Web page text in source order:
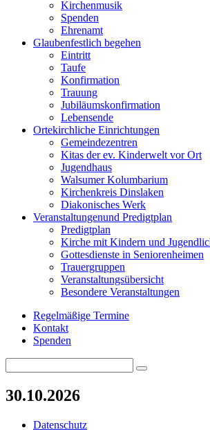
Kirchenmusik
Spenden
Ehrenamt
Glaubenfestlich begehen
Eintritt
Taufe
Konfirmation
Trauung
Jubiläumskonfirmation
Lebensende
Ortekirchliche Einrichtungen
Gemeindezentren
Kitas der ev. Kinderwelt vor Ort
Jugendhaus
Walsumer Kolumbarium
Kirchenkreis Dinslaken
Diakonisches Werk
Veranstaltungenund Predigtplan
Predigtplan
Kirche mit Kindern und
Gottesdienste in Seniorenheimen
Trauergruppen
Veranstaltungsübersicht
Besondere Veranstaltungen
Regelmäßige Termine
Kontakt
Spenden
for:
Search
30.10.2026
Datenschutz